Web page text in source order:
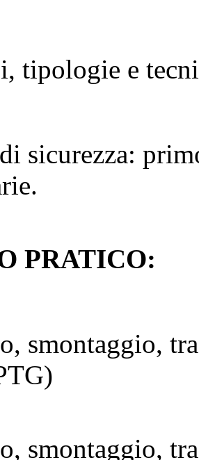
tipologie e
sicurezza:
PRATICO:
smontaggio,
smontaggio,